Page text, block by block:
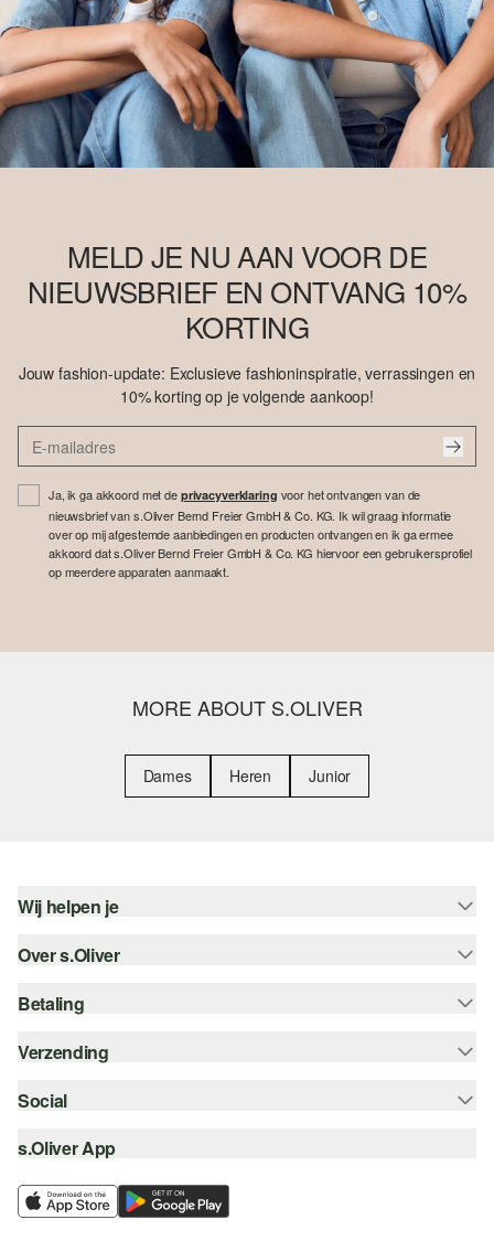
MELD JE NU AAN VOOR DE
NIEUWSBRIEF EN ONTVANG 10%
KORTING
Jouw fashion-update: Exclusieve fashioninspiratie, verrassingen en
10% korting op je volgende aankoop!
Ja, ik ga akkoord met de privacyverklaring voor het ontvangen van de
nieuwsbrief van s.Oliver Bernd Freier GmbH & Co. KG. Ik wil graag informatie
over op mij afgestemde aanbiedingen en producten ontvangen en ik ga ermee
akkoord dat s.Oliver Bernd Freier GmbH & Co. KG hiervoor een gebruikersprofiel
op meerdere apparaten aanmaakt.
MORE ABOUT S.OLIVER
Dames Heren Junior
Wij helpen je
Help - FAQ
Maattabel
Top categorieën
Over s.Oliver
Nieuwsbrief
s.Oliver Card
Verlanglijstje
Duurzaamheid
Betaling
Koop op rekening
Creditcard
Klarna
Verzending
Track & Trace
Post NL
Social
instagram
facebook
s.Oliver App